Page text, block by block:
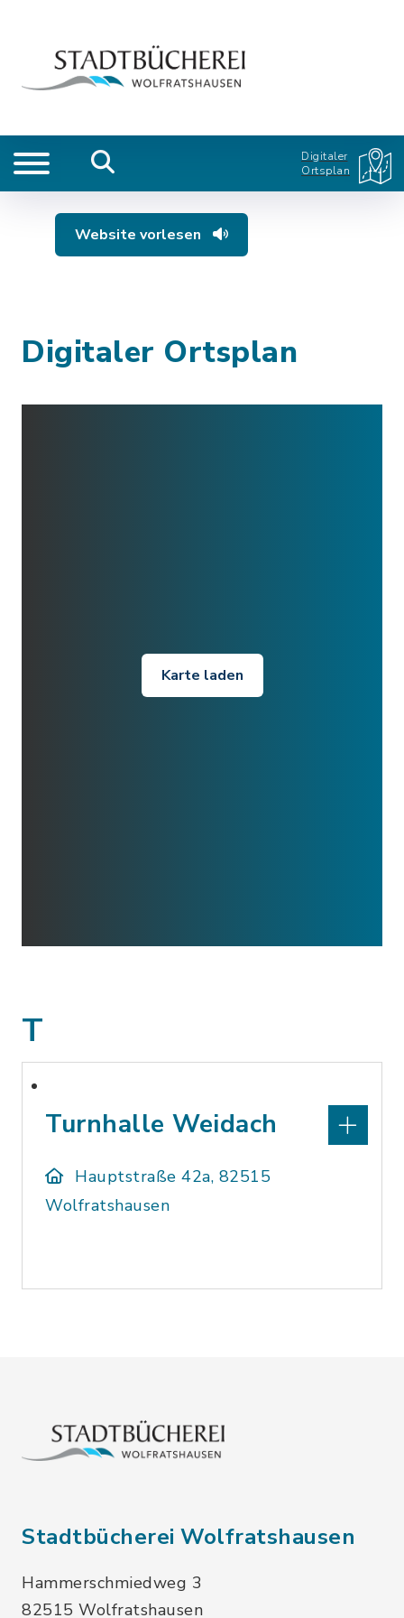
Digitaler
Ortsplan
Website vorlesen
Digitaler Ortsplan
Karte laden
T
Turnhalle Weidach
Hauptstraße 42a, 82515
Wolfratshausen
Stadtbücherei Wolfratshausen
Hammerschmiedweg 3
82515 Wolfratshausen